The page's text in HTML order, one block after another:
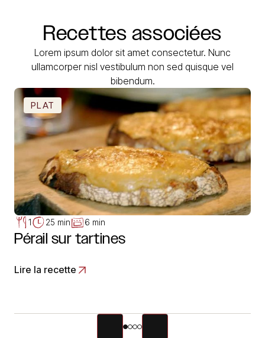
Recettes associées
Lorem ipsum dolor sit amet consectetur. Nunc
ullamcorper nisl vestibulum non sed quisque vel
bibendum.
PLAT
1 25 min 6 min
Pérail sur tartines
Lire la recette